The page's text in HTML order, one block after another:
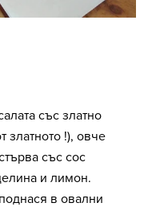
със златно
златното !), овче
със сос
и лимон.
в овални